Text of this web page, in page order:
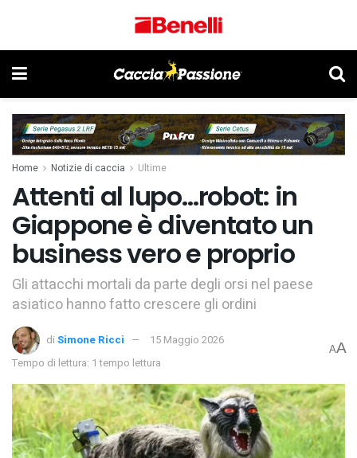
Home Notizie di caccia Ultime
Attenti al lupo…robot: in
Giappone è diventato un
business vero e proprio
Gli attacchi mortali da parte degli orsi nel paese
asiatico hanno fatto crescere gli ordini
di Simone Ricci
15 Maggio 2026
Tempo di lettura: 1 tempo lettura
AA